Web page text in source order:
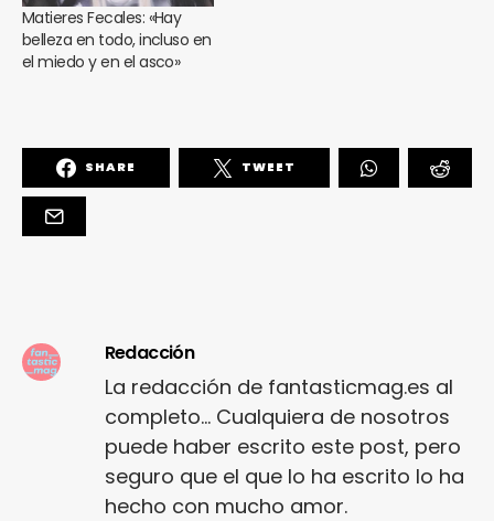
Matieres Fecales: «Hay
belleza en todo, incluso en
el miedo y en el asco»
SHARE TWEET
Redacción
La redacción de fantasticmag.es al
completo... Cualquiera de nosotros
puede haber escrito este post, pero
seguro que el que lo ha escrito lo ha
hecho con mucho amor.